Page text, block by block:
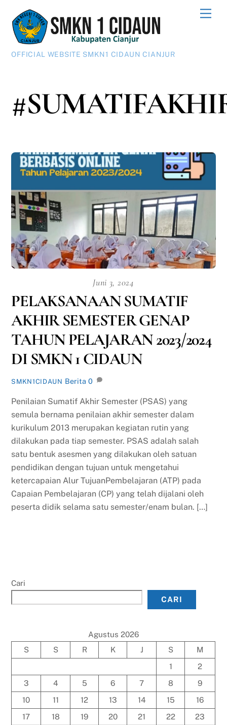
content
OFFICIAL WEBSITE SMKN1 CIDAUN CIANJUR
Juni 3, 2024
PELAKSANAAN SUMATIF
AKHIR SEMESTER GENAP
TAHUN PELAJARAN 2023/2024
DI SMKN 1 CIDAUN
SMKN1CIDAUN Berita 0
Penilaian Sumatif Akhir Semester (PSAS) yang
semula bernama penilaian akhir semester dalam
kurikulum 2013 merupakan kegiatan rutin yang
dilakukan pada tiap semester. PSAS adalah salah
satu bentuk asesmen yang dilakukan oleh satuan
pendidikan dengan tujuan untuk mengetahui
ketercapaian Alur TujuanPembelajaran (ATP) pada
Capaian Pembelajaran (CP) yang telah dijalani oleh
peserta didik selama satu semester/enam bulan. […]
Cari
CARI
Agustus 2026
S
S R K J S
M
1
2
3
4 5 6 7 8
9
10
11 12 13 14 15
16
17
18 19 20 21 22
23